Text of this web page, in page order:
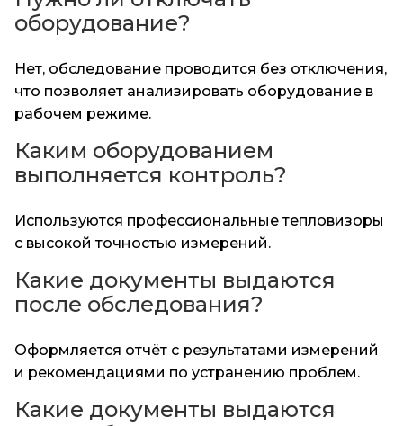
оборудование?
Нет, обследование проводится без отключения,
что позволяет анализировать оборудование в
рабочем режиме.
Каким оборудованием
выполняется контроль?
Используются профессиональные тепловизоры
с высокой точностью измерений.
Какие документы выдаются
после обследования?
Оформляется отчёт с результатами измерений
и рекомендациями по устранению проблем.
Какие документы выдаются